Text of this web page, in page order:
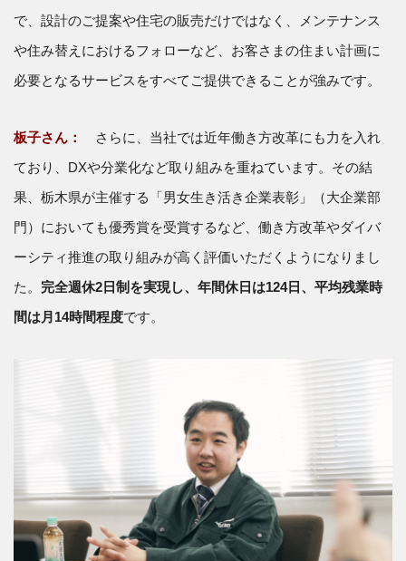
で、設計のご提案や住宅の販売だけではなく、メンテナンス
や住み替えにおけるフォローなど、お客さまの住まい計画に
必要となるサービスをすべてご提供できることが強みです。
板子さん：
さらに、当社では近年働き方改革にも力を入れ
ており、DXや分業化など取り組みを重ねています。その結
果、栃木県が主催する「男女生き活き企業表彰」（大企業部
門）においても優秀賞を受賞するなど、働き方改革やダイバ
ーシティ推進の取り組みが高く評価いただくようになりまし
た。 完全週休2日制を実現し、年間休日は124日、平均残業時
間は月14時間程度です。